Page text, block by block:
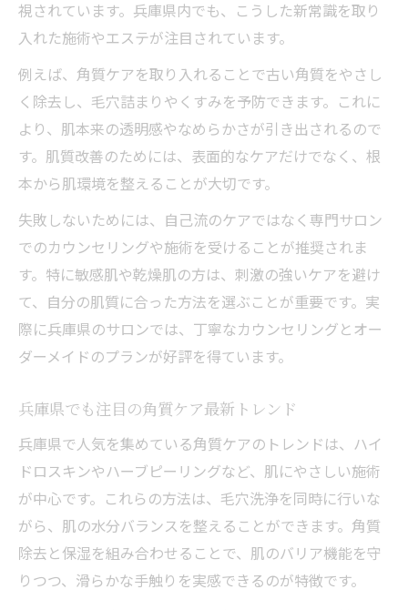
視されています。兵庫県内でも、こうした新常識を取り
入れた施術やエステが注目されています。
例えば、角質ケアを取り入れることで古い角質をやさし
く除去し、毛穴詰まりやくすみを予防できます。これに
より、肌本来の透明感やなめらかさが引き出されるので
す。肌質改善のためには、表面的なケアだけでなく、根
本から肌環境を整えることが大切です。
失敗しないためには、自己流のケアではなく専門サロン
でのカウンセリングや施術を受けることが推奨されま
す。特に敏感肌や乾燥肌の方は、刺激の強いケアを避け
て、自分の肌質に合った方法を選ぶことが重要です。実
際に兵庫県のサロンでは、丁寧なカウンセリングとオー
ダーメイドのプランが好評を得ています。
兵庫県でも注目の角質ケア最新トレンド
兵庫県で人気を集めている角質ケアのトレンドは、ハイ
ドロスキンやハーブピーリングなど、肌にやさしい施術
が中心です。これらの方法は、毛穴洗浄を同時に行いな
がら、肌の水分バランスを整えることができます。角質
除去と保湿を組み合わせることで、肌のバリア機能を守
りつつ、滑らかな手触りを実感できるのが特徴です。